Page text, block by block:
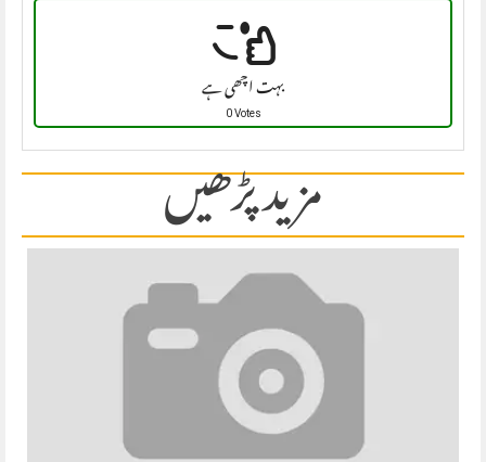
بہت اچھی ہے
0 Votes
مزید پڑھیں